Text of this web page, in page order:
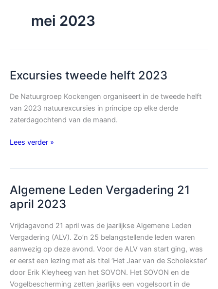
mei 2023
Excursies tweede helft 2023
De Natuurgroep Kockengen organiseert in de tweede helft
van 2023 natuurexcursies in principe op elke derde
zaterdagochtend van de maand.
Excursies
Lees verder »
Algemene Leden Vergadering 21
april 2023
Vrijdagavond 21 april was de jaarlijkse Algemene Leden
Vergadering (ALV). Zo’n 25 belangstellende leden waren
aanwezig op deze avond. Voor de ALV van start ging, was
er eerst een lezing met als titel ‘Het Jaar van de Scholekster’
door Erik Kleyheeg van het SOVON. Het SOVON en de
Vogelbescherming zetten jaarlijks een vogelsoort in de